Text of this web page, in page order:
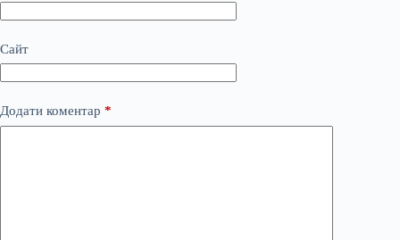
Сайт
Додати коментар *